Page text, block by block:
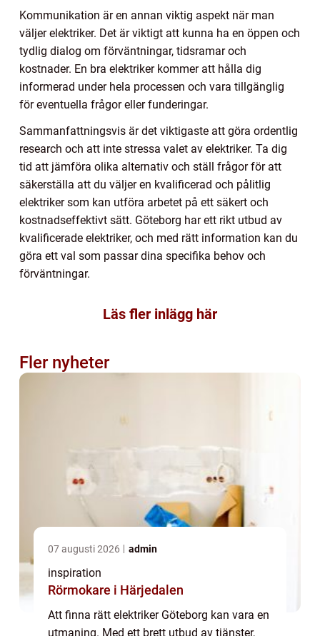
Kommunikation är en annan viktig aspekt när man
väljer elektriker. Det är viktigt att kunna ha en öppen och
tydlig dialog om förväntningar, tidsramar och
kostnader. En bra elektriker kommer att hålla dig
informerad under hela processen och vara tillgänglig
för eventuella frågor eller funderingar.
Sammanfattningsvis är det viktigaste att göra ordentlig
research och att inte stressa valet av elektriker. Ta dig
tid att jämföra olika alternativ och ställ frågor för att
säkerställa att du väljer en kvalificerad och pålitlig
elektriker som kan utföra arbetet på ett säkert och
kostnadseffektivt sätt. Göteborg har ett rikt utbud av
kvalificerade elektriker, och med rätt information kan du
göra ett val som passar dina specifika behov och
förväntningar.
Läs fler inlägg här
Fler nyheter
07 augusti 2026 admin
inspiration
Rörmokare i Härjedalen
Att finna rätt elektriker Göteborg kan vara en
utmaning. Med ett brett utbud av tjänster,